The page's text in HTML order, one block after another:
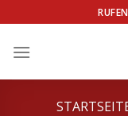
to
content